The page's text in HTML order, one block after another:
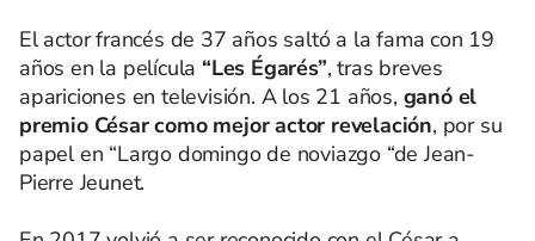
El actor francés de 37 años saltó a la fama con 19
años en la película “Les Égarés”, tras breves
apariciones en televisión. A los 21 años, ganó el
premio César como mejor actor revelación, por su
papel en “Largo domingo de noviazgo “de Jean-
Pierre Jeunet.